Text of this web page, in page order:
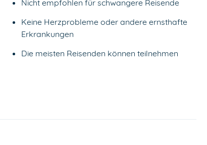
Nicht empfohlen für schwangere Reisende
Keine Herzprobleme oder andere ernsthafte
Erkrankungen
Die meisten Reisenden können teilnehmen